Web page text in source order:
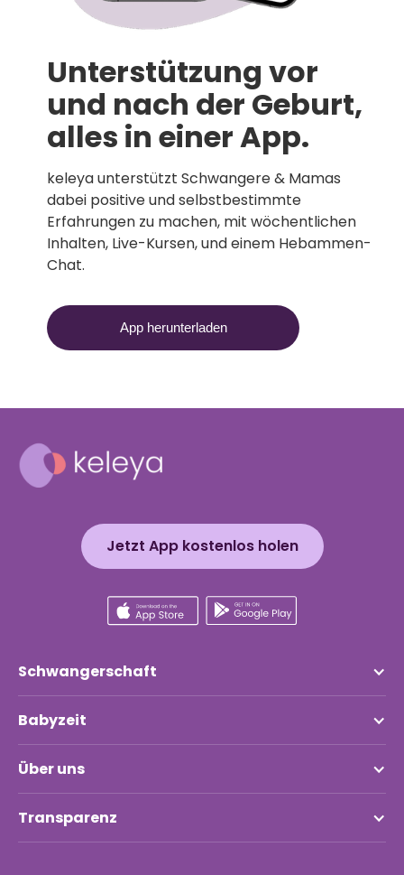
Unterstützung vor
und nach der Geburt,
alles in einer App.
keleya unterstützt Schwangere & Mamas
dabei positive und selbstbestimmte
Erfahrungen zu machen, mit wöchentlichen
Inhalten, Live-Kursen, und einem Hebammen-
Chat.
App herunterladen
Jetzt App kostenlos holen
Schwangerschaft
Babyzeit
Über uns
Transparenz